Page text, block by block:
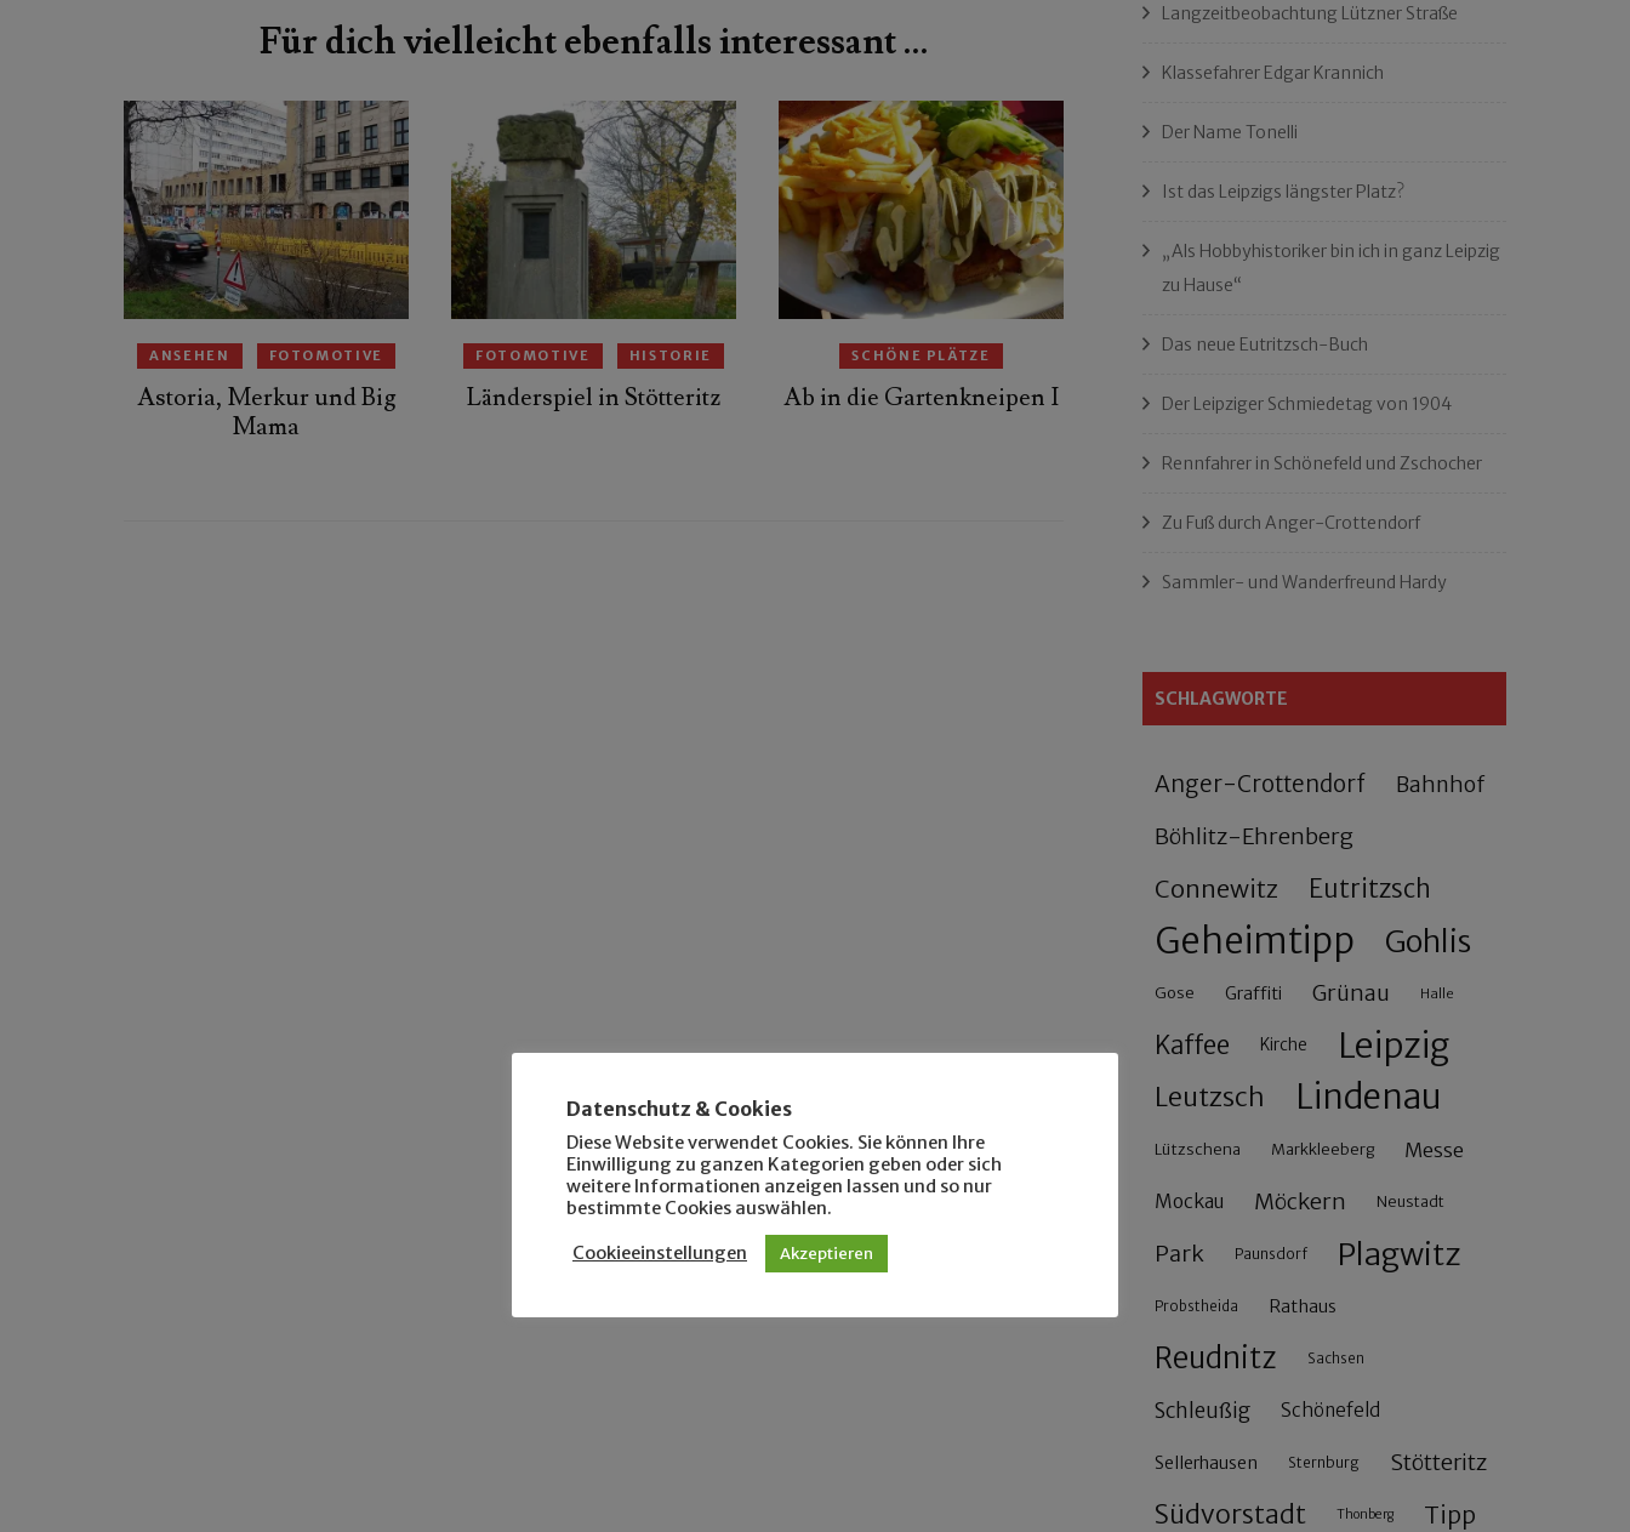
Für dich vielleicht ebenfalls interessant …
ANSEHEN FOTOMOTIVE
Astoria, Merkur und Big
Mama
FOTOMOTIVE HISTORIE
Länderspiel in Stötteritz
SCHÖNE PLÄTZE
Ab in die Gartenkneipen I
Langzeitbeobachtung Lützner Straße
Klassefahrer Edgar Krannich
Der Name Tonelli
Ist das Leipzigs längster Platz?
„Als Hobbyhistoriker bin ich in ganz Leipzig
zu Hause“
Das neue Eutritzsch-Buch
Der Leipziger Schmiedetag von 1904
Rennfahrer in Schönefeld und Zschocher
Zu Fuß durch Anger-Crottendorf
Sammler- und Wanderfreund Hardy
SCHLAGWORTE
Anger-Crottendorf Bahnhof
Böhlitz-Ehrenberg
Connewitz Eutritzsch
Geheimtipp Gohlis
Gose Graffiti Grünau Halle
Kaffee Kirche Leipzig
Leutzsch Lindenau
Lützschena Markkleeberg Messe
Mockau Möckern Neustadt
Park Paunsdorf Plagwitz
Probstheida Rathaus
Reudnitz Sachsen
Schleußig Schönefeld
Sellerhausen Sternburg Stötteritz
Südvorstadt Thonberg Tipp
Datenschutz & Cookies
Diese Website verwendet Cookies. Sie können Ihre
Einwilligung zu ganzen Kategorien geben oder sich
weitere Informationen anzeigen lassen und so nur
bestimmte Cookies auswählen.
Cookieeinstellungen Akzeptieren